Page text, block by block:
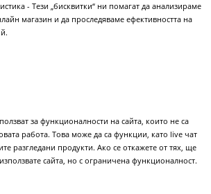
- Тези „бисквитки“ ни помагат да анализираме
магазин и да проследяваме ефективността на
за функционалности на сайта, които не са
работа. Това може да са функции, като live чат
разгледани продукти. Ако се откажете от тях, ще
сайта, но с ограничена функционалност.